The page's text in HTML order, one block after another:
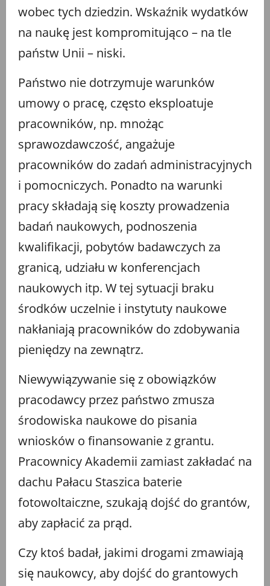
wobec tych dziedzin. Wskaźnik wydatków
na naukę jest kompromitująco – na tle
państw Unii – niski.
Państwo nie dotrzymuje warunków
umowy o pracę, często eksploatuje
pracowników, np. mnożąc
sprawozdawczość, angażuje
pracowników do zadań administracyjnych
i pomocniczych. Ponadto na warunki
pracy składają się koszty prowadzenia
badań naukowych, podnoszenia
kwalifikacji, pobytów badawczych za
granicą, udziału w konferencjach
naukowych itp. W tej sytuacji braku
środków uczelnie i instytuty naukowe
nakłaniają pracowników do zdobywania
pieniędzy na zewnątrz.
Niewywiązywanie się z obowiązków
pracodawcy przez państwo zmusza
środowiska naukowe do pisania
wniosków o finansowanie z grantu.
Pracownicy Akademii zamiast zakładać na
dachu Pałacu Staszica baterie
fotowoltaiczne, szukają dojść do grantów,
aby zapłacić za prąd.
Czy ktoś badał, jakimi drogami zmawiają
się naukowcy, aby dojść do grantowych